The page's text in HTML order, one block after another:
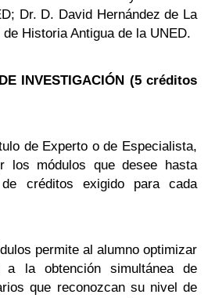
Dr. D. David Hernández de La
Historia Antigua de la UNED.
INVESTIGACIÓN (5 créditos
de Experto o de Especialista,
los módulos que desee hasta
créditos exigido para cada
permite al alumno optimizar
a la obtención simultánea de
que reconozcan su nivel de